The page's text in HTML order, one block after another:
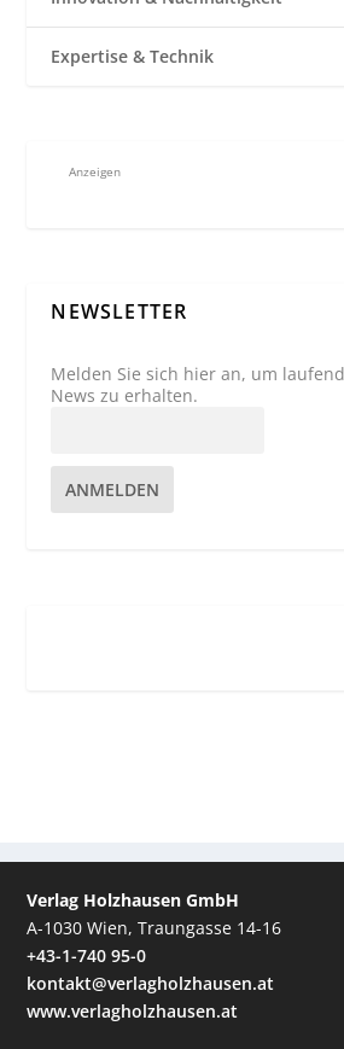
Expertise & Technik
Anzeigen
NEWSLETTER
Melden Sie sich hier an, um
News zu erhalten.
ANMELDEN
Verlag Holzhausen GmbH
A-1030 Wien, Traungasse 14-16
+43-1-740 95-0
kontakt@verlagholzhausen.at
www.verlagholzhausen.at